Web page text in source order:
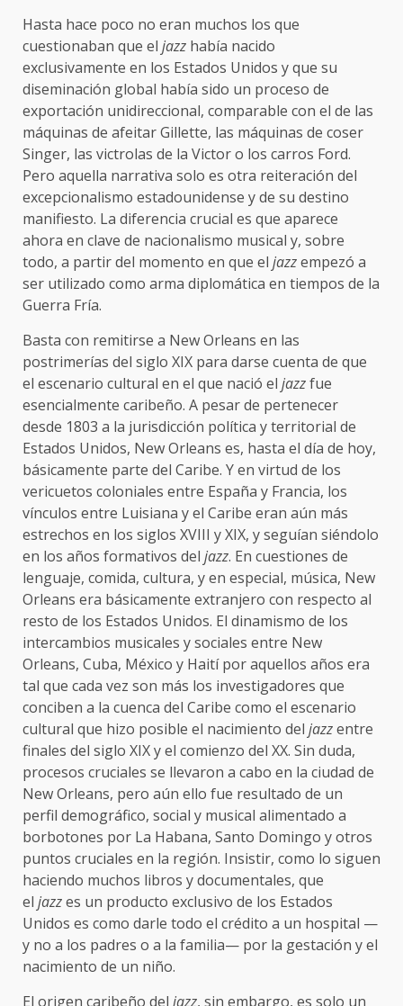
Hasta hace poco no eran muchos los que
cuestionaban que el jazz había nacido
exclusivamente en los Estados Unidos y que su
diseminación global había sido un proceso de
exportación unidireccional, comparable con el de las
máquinas de afeitar Gillette, las máquinas de coser
Singer, las victrolas de la Victor o los carros Ford.
Pero aquella narrativa solo es otra reiteración del
excepcionalismo estadounidense y de su destino
manifiesto. La diferencia crucial es que aparece
ahora en clave de nacionalismo musical y, sobre
todo, a partir del momento en que el jazzempezó a
ser utilizado como arma diplomática en tiempos de la
Guerra Fría.
Basta con remitirse a New Orleans en las
postrimerías del siglo XIX para darse cuenta de que
el escenario cultural en el que nació el jazzfue
esencialmente caribeño. A pesar de pertenecer
desde 1803 a la jurisdicción política y territorial de
Estados Unidos, New Orleans es, hasta el día de hoy,
básicamente parte del Caribe. Y en virtud de los
vericuetos coloniales entre España y Francia, los
vínculos entre Luisiana y el Caribe eran aún más
estrechos en los siglos XVIII y XIX, y seguían siéndolo
en los años formativos del jazz. En cuestiones de
lenguaje, comida, cultura, y en especial, música, New
Orleans era básicamente extranjero con respecto al
resto de los Estados Unidos. El dinamismo de los
intercambios musicales y sociales entre New
Orleans, Cuba, México y Haití por aquellos años era
tal que cada vez son más los investigadores que
conciben a la cuenca del Caribe como el escenario
cultural que hizo posible el nacimiento del jazzentre
finales del siglo XIX y el comienzo del XX. Sin duda,
procesos cruciales se llevaron a cabo en la ciudad de
New Orleans, pero aún ello fue resultado de un
perfil demográfico, social y musical alimentado a
borbotones por La Habana, Santo Domingo y otros
puntos cruciales en la región. Insistir, como lo siguen
haciendo muchos libros y documentales, que
el jazzes un producto exclusivo de los Estados
Unidos es como darle todo el crédito a un hospital —
y no a los padres o a la familia— por la gestación y el
nacimiento de un niño.
El origen caribeño del jazz, sin embargo, es solo un